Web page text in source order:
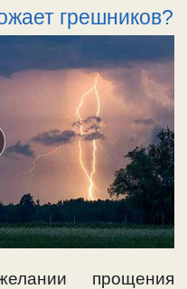
грешников?
прощения